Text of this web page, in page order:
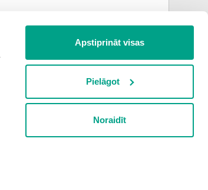
Apstiprināt visas
Pielāgot
Noraidīt
augusts
Informācija apkopota plkst.